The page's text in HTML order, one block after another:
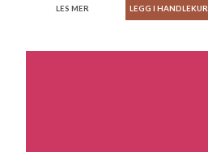
LES MER